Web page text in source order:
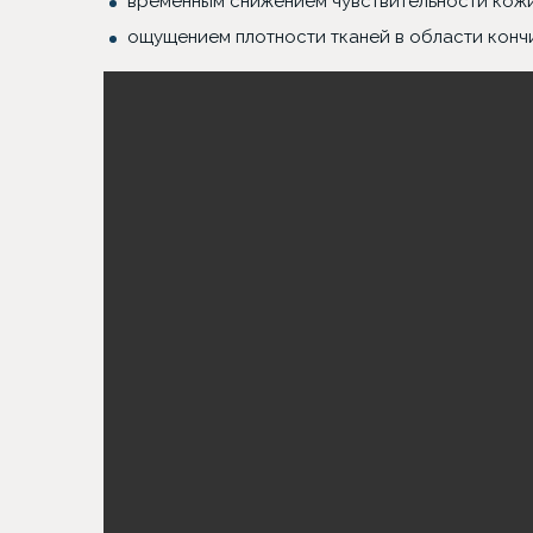
ощущением плотности тканей в области